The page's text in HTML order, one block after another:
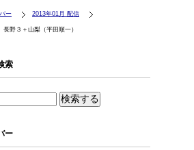
ー 2013年01月 配信
野３＋山梨（平田順一）
索
ー